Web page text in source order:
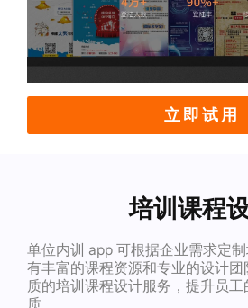
立即试用
培训课程
单位内训 app 可根据企业需求定
有丰富的课程资源和专业的设计
质的培训课程设计服务，提升员
质